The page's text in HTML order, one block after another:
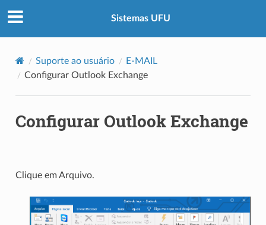
Sistemas UFU
Suporte ao usuário
E-MAIL
Configurar Outlook Exchange
Configurar Outlook Exchange
Clique em Arquivo.